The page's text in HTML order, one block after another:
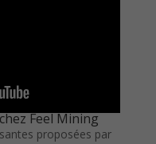
Feel Mining
proposées par